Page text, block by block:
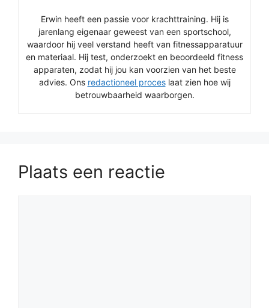
Erwin heeft een passie voor krachttraining. Hij is
jarenlang eigenaar geweest van een sportschool,
waardoor hij veel verstand heeft van fitnessapparatuur
en materiaal. Hij test, onderzoekt en beoordeeld fitness
apparaten, zodat hij jou kan voorzien van het beste
advies. Ons redactioneel proceslaat zien hoe wij
betrouwbaarheid waarborgen.
Plaats een reactie